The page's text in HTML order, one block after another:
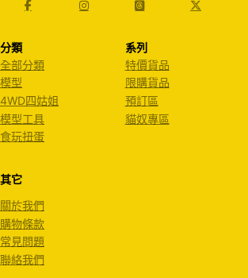
分類
全部分類
模型
4WD四姑姐
模型工具
食玩扭蛋
系列
特價貨品
限購貨品
預訂區
貓奴專區
其它
關於我們
購物條款
常見問題
聯絡我們